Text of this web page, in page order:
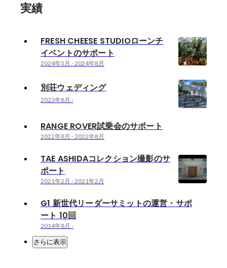
実績
FRESH CHEESE STUDIOローンチ
イベントのサポート
2024年5月 -2024年8月
別荘ウェディング
2023年8月 -
RANGE ROVER試乗会のサポート
2022年8月 -2022年8月
TAE ASHIDAコレクション撮影のサ
ポート
2021年2月 -2021年2月
G1 新世代リーダーサミットの運営・サポ
ート 10回
2014年8月 -
さらに表示